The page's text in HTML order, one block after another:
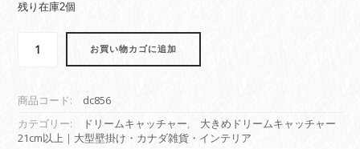
残り在庫2個
キ
ャ
ッ
お買い物カゴに追加
商品コード:
dc856
カテゴリー:
ドリームキャッチャー,
大きめドリームキャッチャー
21cm以上｜大型壁掛け・カナダ雑貨・インテリア